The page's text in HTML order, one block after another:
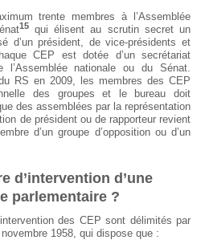
trente membres à l’Assemblée
15qui élisent au scrutin secret un
d’un président, de vice-présidents et
CEP est dotée d’un secrétariat
l’Assemblée nationale ou du Sénat.
RS en 2009, les membres des CEP
des groupes et le bureau doit
des assemblées par la représentation
de président ou de rapporteur revient
d’un groupe d’opposition ou d’un
d’intervention d’une
parlementaire ?
des CEP sont délimités par
1958, qui dispose que :